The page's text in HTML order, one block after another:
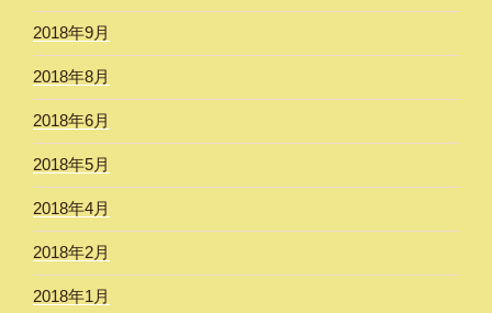
2018年9月
2018年8月
2018年6月
2018年5月
2018年4月
2018年2月
2018年1月